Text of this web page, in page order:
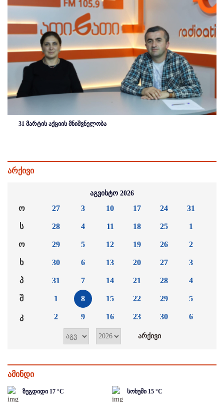
31 მარტის აქციის მნიშვნელობა
არქივი
აგვისტო 2026
ო
ს
ო
ხ
პ
შ
კ
27
28
29
30
31
1
2
3
4
5
6
7
8
9
10
11
12
13
14
15
16
17
18
19
20
21
22
23
24
25
26
27
28
29
30
31
1
2
3
4
5
6
ამინდი
ზუგდიდი 17 °C სოხუმი 15 °C